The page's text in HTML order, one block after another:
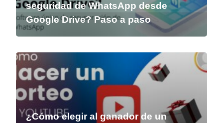
seguridad de WhatsApp desde
Google Drive? Paso a paso
¿Cómo elegir al ganador de un